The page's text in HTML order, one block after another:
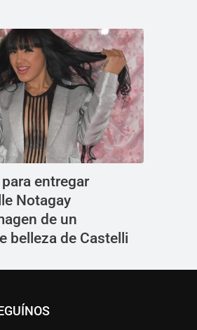
entregar
Notagay
de un
belleza de Castelli